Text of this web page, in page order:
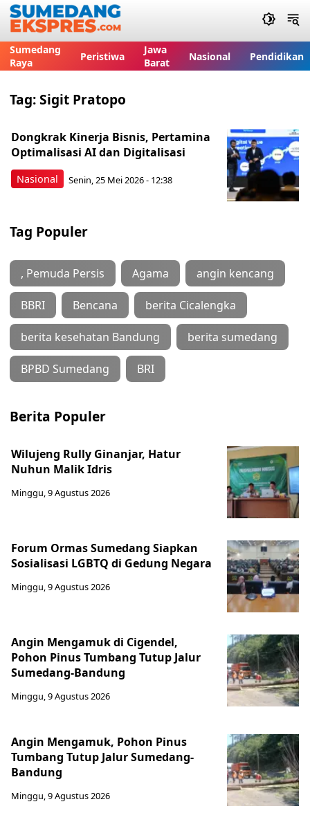
Sumedang
Raya
Peristiwa
Jawa
Barat
Nasional Pendidikan
Tag:Sigit Pratopo
Nasional
Dongkrak Kinerja Bisnis, Pertamina
Optimalisasi AI dan Digitalisasi
Senin, 25 Mei 2026 - 12:38
Tag Populer
, Pemuda Persis Agama angin kencang
BBRI Bencana berita Cicalengka
berita kesehatan Bandung berita sumedang
BPBD Sumedang BRI
Berita Populer
Wilujeng Rully Ginanjar, Hatur
Nuhun Malik Idris
Minggu, 9 Agustus 2026
Forum Ormas Sumedang Siapkan
Sosialisasi LGBTQ di Gedung Negara
Minggu, 9 Agustus 2026
Angin Mengamuk di Cigendel,
Pohon Pinus Tumbang Tutup Jalur
Sumedang-Bandung
Minggu, 9 Agustus 2026
Angin Mengamuk, Pohon Pinus
Tumbang Tutup Jalur Sumedang-
Bandung
Minggu, 9 Agustus 2026